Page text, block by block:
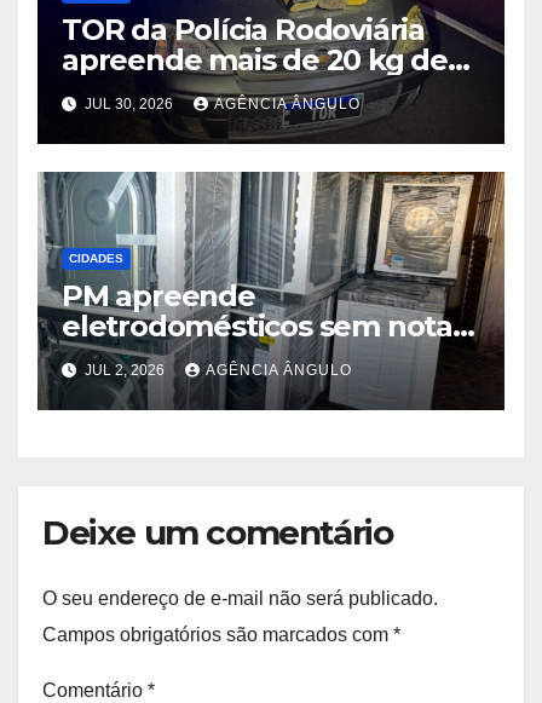
TOR da Polícia Rodoviária
apreende mais de 20 kg de
maconha e prende dois
suspeitos após perseguição
na Rodovia Ayrton Senna
JUL 30, 2026 AGÊNCIA ÂNGULO
CIDADES
PM apreende
eletrodomésticos sem nota e
cerca de 1 kg de maconha
em Poá
JUL 2, 2026 AGÊNCIA ÂNGULO
Deixe um comentário
O seu endereço de e-mail não será publicado.
Campos obrigatórios são marcados com *
Comentário *